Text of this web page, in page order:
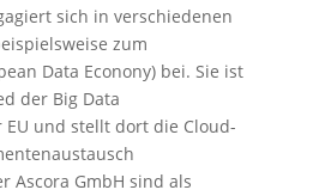
sich in verschiedenen
zum
Data Econony) bei. Sie ist
der Big Data
EU und stellt dort die Cloud-
Ascora GmbH sind als